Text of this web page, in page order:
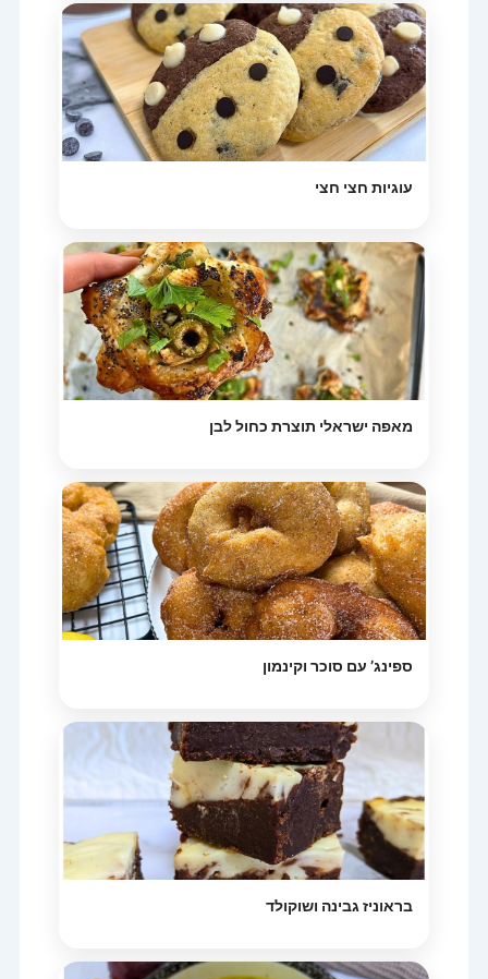
עוגיות חצי חצי
מאפה ישראלי תוצרת כחול לבן
ספינג’ עם סוכר וקינמון
בראוניז גבינה ושוקולד